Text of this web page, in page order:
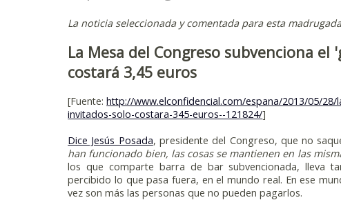
La noticia seleccionada y comentada para esta
La Mesa del Congreso subvenciona
costará 3,45 euros
[Fuente:http://www.elconfidencial.com/espana/2013/05/
invitados-solo-costara-345-euros--121824/]
Dice Jesús Posada, presidente del Congreso, que no
han funcionado bien, las cosas se mantienen en las
los que comparte barra de bar subvencionada, lleva
percibido lo que pasa fuera, en el mundo real. En ese
vez son más las personas que no pueden pagarlos.